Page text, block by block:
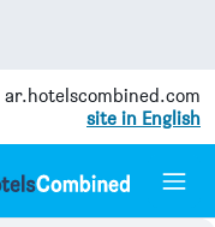
ar.hotelscombined.com
site in English